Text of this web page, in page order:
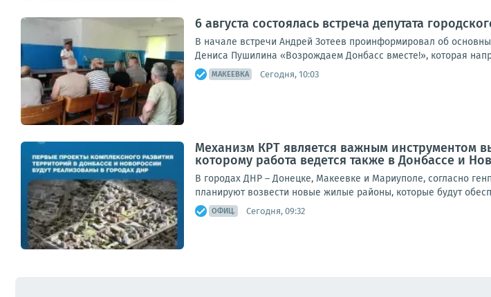
6 августа состоялась встреча депутата
В начале встречи Андрей Зотеев проинформировал об
Дениса Пушилина «Возрождаем Донбасс вместе!», которая
МАКЕЕВКА Сегодня, 10:03
Механизм КРТ является важным инструментом
которому работа ведется также в Донбассе и
В городах ДНР – Донецке, Макеевке и Мариуполе, согласно
планируют возвести новые жилые районы, которые будут
ОФИЦ. Сегодня, 09:32